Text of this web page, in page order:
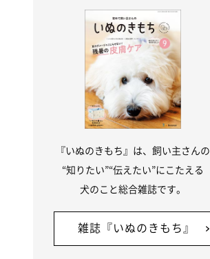
『いぬのきもち』は、飼い主さんの
“知りたい”“伝えたい”にこたえる
犬のこと総合雑誌です。
雑誌『いぬのきもち』